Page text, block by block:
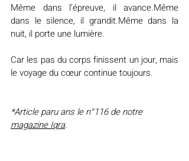
Même dans l’épreuve, il avance.Même
dans le silence, il grandit.Même dans la
nuit, il porte une lumière.
Car les pas du corps finissent un jour, mais
le voyage du cœur continue toujours.
*Article paru ans le n°116 de notre
magazine Iqra.